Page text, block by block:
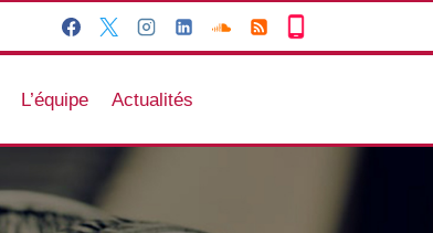
L’équipe Actualités